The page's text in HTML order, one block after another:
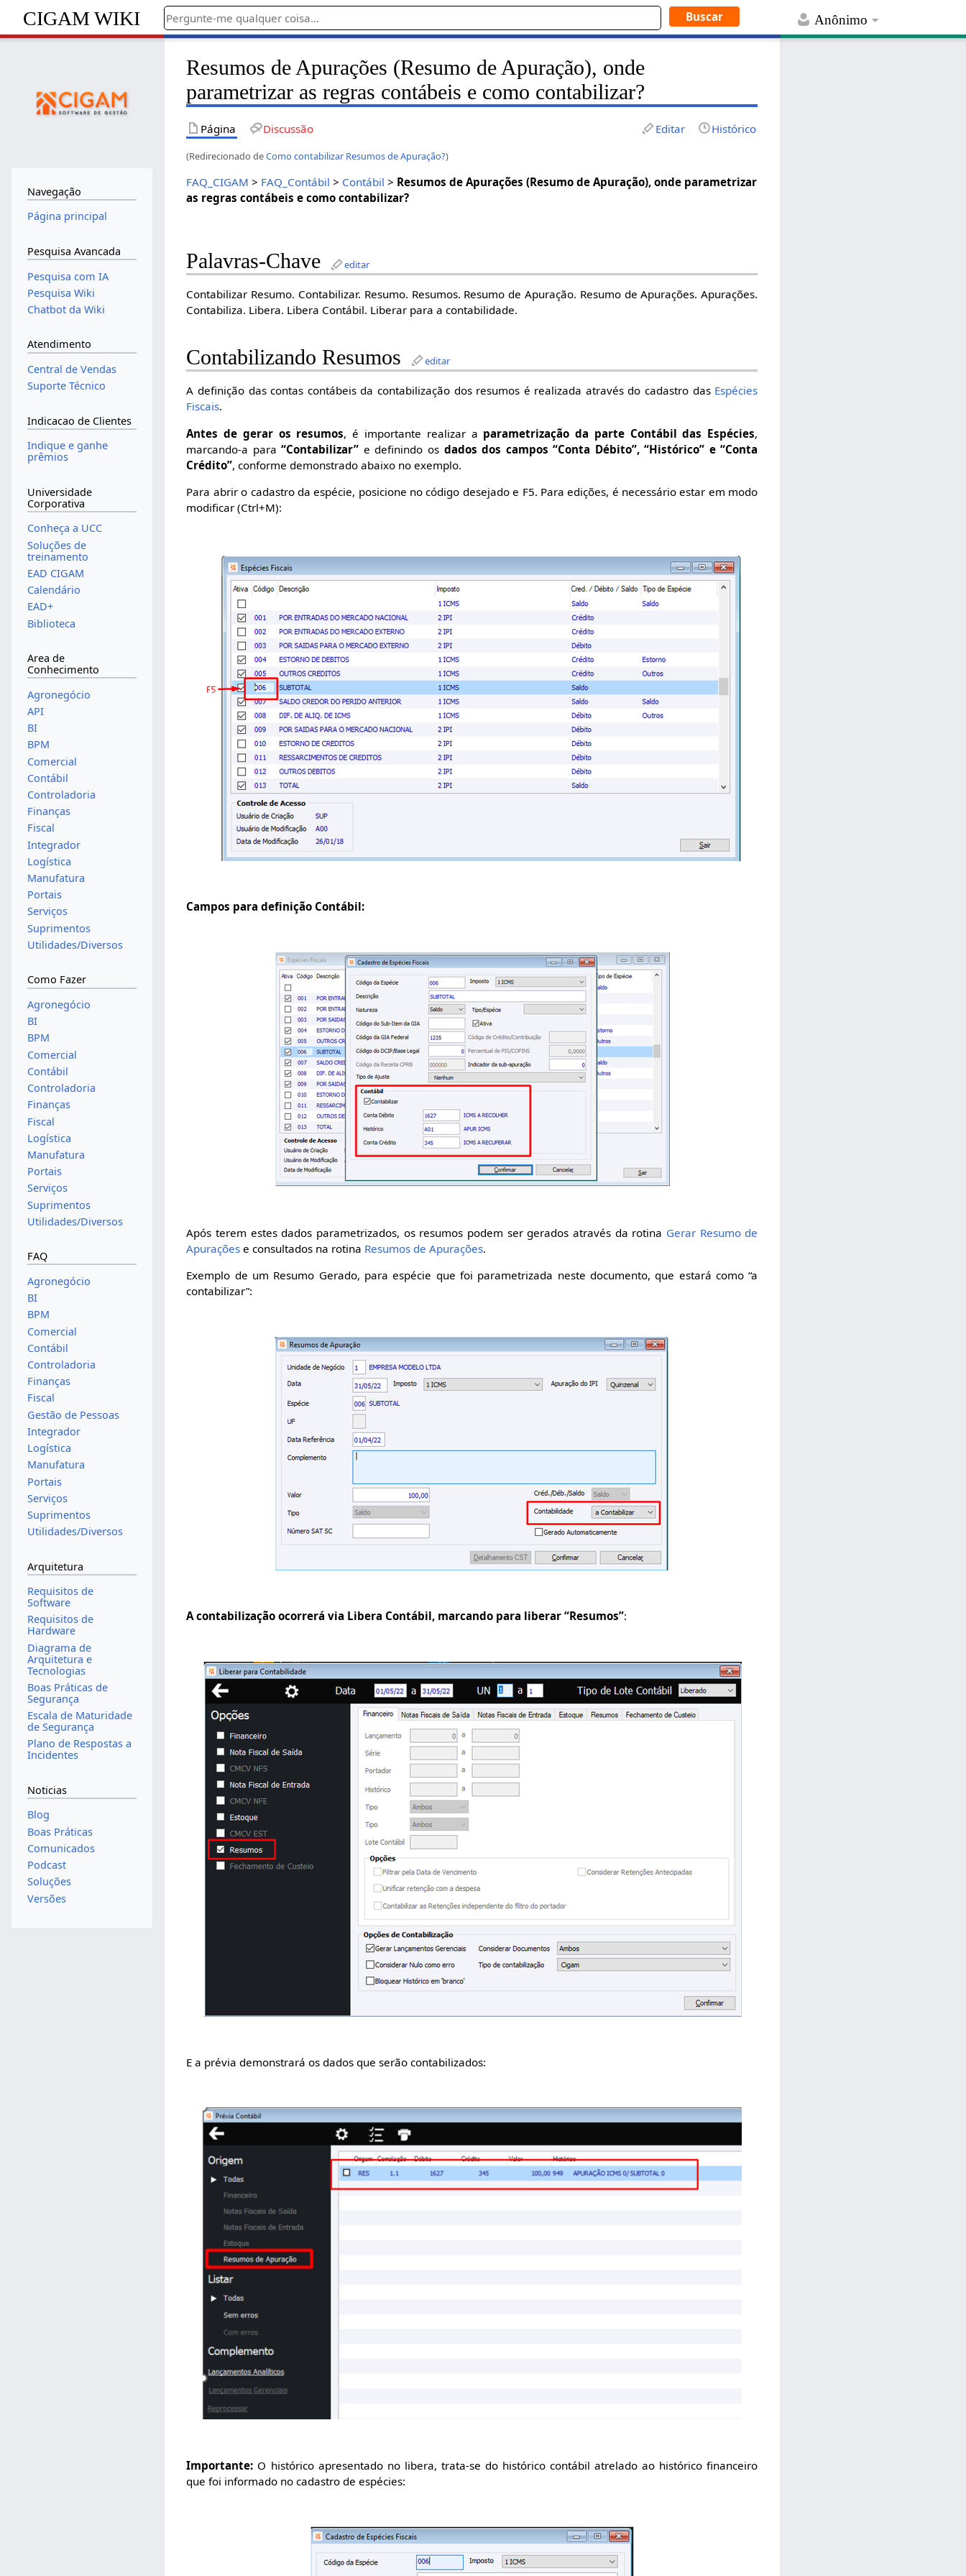
Anônimo
CIGAM WIKI
Resumos de Apurações (Resumo de Apuração), onde
parametrizar as regras contábeis e como contabilizar?
Página Discussão Editar Histórico
(Redirecionado deComo contabilizar Resumos de Apuração?)
FAQ_CIGAM > FAQ_Contábil > Contábil > Resumos de Apurações (Resumo de Apuração), onde parametrizar
as regras contábeis e como contabilizar?
Palavras-Chave editar
Contabilizar Resumo. Contabilizar. Resumo. Resumos. Resumo de Apuração. Resumo de Apurações. Apurações.
Contabiliza. Libera. Libera Contábil. Liberar para a contabilidade.
Contabilizando Resumos editar
A definição das contas contábeis da contabilização dos resumos é realizada através do cadastro das Espécies
Fiscais.
Antes de gerar os resumos, é importante realizar a parametrização da parte Contábil das Espécies,
marcando-a para“Contabilizar” e definindo os dados dos campos “Conta Débito”, “Histórico” e “Conta
Crédito”, conforme demonstrado abaixo no exemplo.
Para abrir o cadastro da espécie, posicione no código desejado e F5. Para edições, é necessário estar em modo
modificar (Ctrl+M):
Campos para definição Contábil:
Após terem estes dados parametrizados, os resumos podem ser gerados através da rotina Gerar Resumo de
Apurações e consultados na rotina Resumos de Apurações.
Exemplo de um Resumo Gerado, para espécie que foi parametrizada neste documento, que estará como “a
contabilizar”:
A contabilização ocorrerá via Libera Contábil, marcando para liberar “Resumos”:
E a prévia demonstrará os dados que serão contabilizados:
Importante: O histórico apresentado no libera, trata-se do histórico contábil atrelado ao histórico financeiro
que foi informado no cadastro de espécies:
Navegação
Página principal
Pesquisa Avancada
Pesquisa com IA
Pesquisa Wiki
Chatbot da Wiki
Atendimento
Central de Vendas
Suporte Técnico
Indicacao de Clientes
Indique e ganhe
prêmios
Universidade
Corporativa
Conheça a UCC
Soluções de
treinamento
EAD CIGAM
Calendário
EAD+
Biblioteca
Area de
Conhecimento
Agronegócio
API
BI
BPM
Comercial
Contábil
Controladoria
Finanças
Fiscal
Integrador
Logística
Manufatura
Portais
Serviços
Suprimentos
Utilidades/Diversos
Como Fazer
Agronegócio
BI
BPM
Comercial
Contábil
Controladoria
Finanças
Fiscal
Logística
Manufatura
Portais
Serviços
Suprimentos
Utilidades/Diversos
FAQ
Agronegócio
BI
BPM
Comercial
Contábil
Controladoria
Finanças
Fiscal
Gestão de Pessoas
Integrador
Logística
Manufatura
Portais
Serviços
Suprimentos
Utilidades/Diversos
Arquitetura
Requisitos de
Software
Requisitos de
Hardware
Diagrama de
Arquitetura e
Tecnologias
Boas Práticas de
Segurança
Escala de Maturidade
de Segurança
Plano de Respostas a
Incidentes
Noticias
Blog
Boas Práticas
Comunicados
Podcast
Soluções
Versões